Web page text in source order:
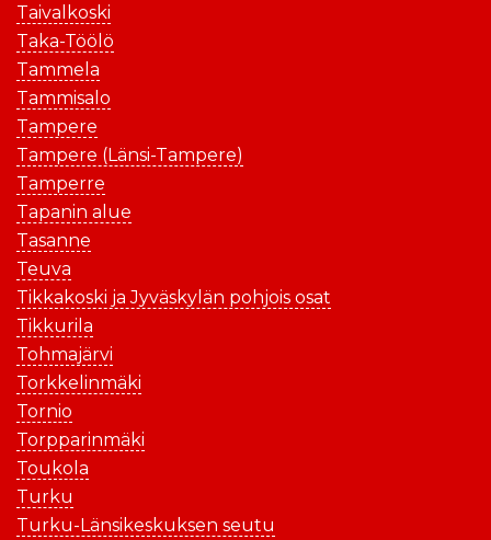
Taivalkoski
Taka-Töölö
Tammela
Tammisalo
Tampere
Tampere (Länsi-Tampere)
Tamperre
Tapanin alue
Tasanne
Teuva
Tikkakoski ja Jyväskylän pohjois osat
Tikkurila
Tohmajärvi
Torkkelinmäki
Tornio
Torpparinmäki
Toukola
Turku
Turku-Länsikeskuksen seutu